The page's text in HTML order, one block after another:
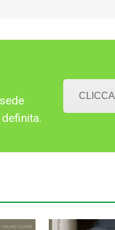
CLICCA